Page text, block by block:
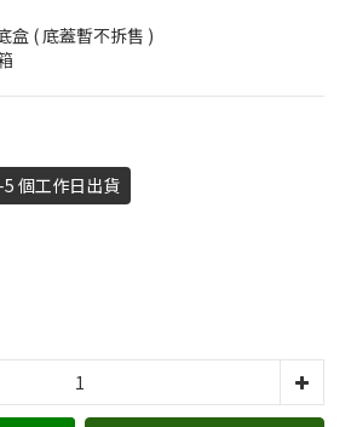
盒 ( 底蓋暫不拆售 )
個工作日出貨